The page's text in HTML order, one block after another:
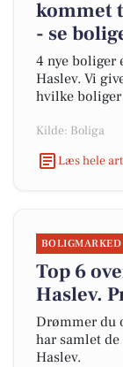
kommet
- se
4 nye boliger
Haslev. Vi
hvilke boliger
Kilde: Boliga
Læs hele
BOLIGMARKED
Top 6
Haslev.
Drømmer du
har samlet
Haslev.